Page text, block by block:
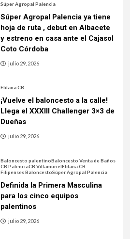
Súper Agropal Palencia
Súper Agropal Palencia ya tiene
hoja de ruta , debut en Albacete
y estreno en casa ante el Cajasol
Coto Córdoba
julio 29, 2026
Eldana CB
¡Vuelve el baloncesto a la calle!
Llega el XXXIII Challenger 3×3 de
Dueñas
julio 29, 2026
Baloncesto palentinoBaloncesto Venta de Baños
CB PalenciaCB VillamurielEldana CB
Filipenses BaloncestoSúper Agropal Palencia
Definida la Primera Masculina
para los cinco equipos
palentinos
julio 29, 2026